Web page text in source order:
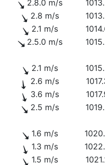
2.8.0 m/s
2.8 m/s
2.1 m/s
2.5.0 m/s
2.1 m/s
2.6 m/s
3.6 m/s
2.5 m/s
1.6 m/s
1.3 m/s
1.5 m/s